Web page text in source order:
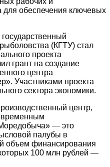
для обеспечения ключевых
(КГТУ) стал
проекта
грант на создание
центра
Участниками проекта
сектора экономики.
центр,
— это
палубы в
объем финансирования
100 млн рублей —